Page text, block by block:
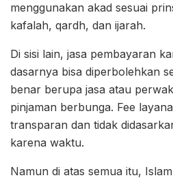
menggunakan akad sesuai
kafalah, qardh, dan ijarah.
Di sisi lain, jasa pembayaran
dasarnya bisa diperbolehkan
benar berupa jasa atau
pinjaman berbunga. Fee
transparan dan tidak
karena waktu.
Namun di atas semua itu,